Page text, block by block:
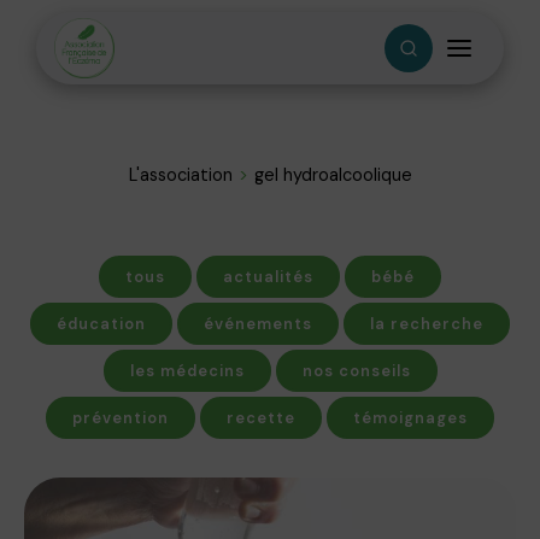
L'association gel hydroalcoolique
tous actualités bébé
éducation événements la recherche
les médecins nos conseils
prévention recette témoignages